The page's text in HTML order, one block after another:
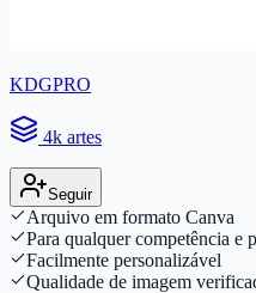
KDGPRO
4k artes
Seguir
Arquivo em formato Canva
Para qualquer competência e
Facilmente personalizável
Qualidade de imagem